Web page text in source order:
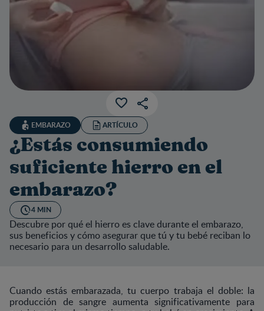
EMBARAZO ARTÍCULO
¿Estás consumiendo
suficiente hierro en el
embarazo?
4 MIN
Descubre por qué el hierro es clave durante el embarazo,
sus beneficios y cómo asegurar que tú y tu bebé reciban lo
necesario para un desarrollo saludable.
Cuando estás embarazada, tu cuerpo trabaja el doble: la
producción de sangre aumenta significativamente para